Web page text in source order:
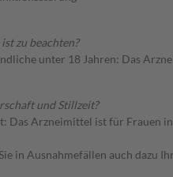
zu beachten?
unter 18 Jahren: Das
und Stillzeit?
Das Arzneimittel ist für Frauen
in Ausnahmefällen auch dazu